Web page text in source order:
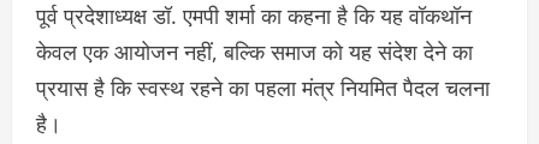
पूर्व प्रदेशाध्यक्ष डॉ. एमपी शर्मा का कहना है कि यह वॉकथॉन
केवल एक आयोजन नहीं, बल्कि समाज को यह संदेश देने का
प्रयास है कि स्वस्थ रहने का पहला मंत्र नियमित पैदल चलना
है।